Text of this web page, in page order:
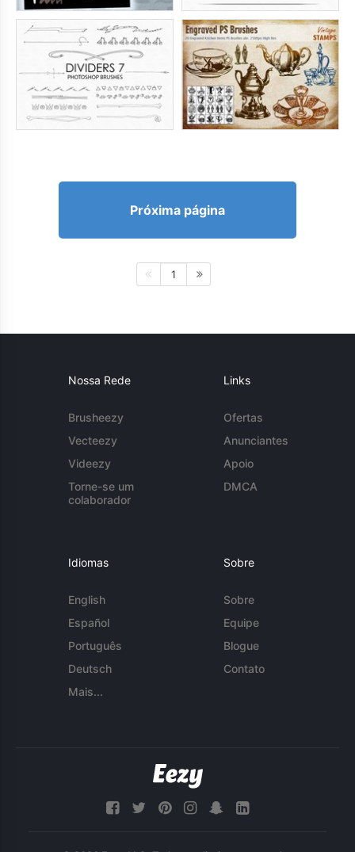
Próxima página
1
Nossa Rede
Brusheezy
Vecteezy
Videezy
Torne-se um
colaborador
Links
Ofertas
Anunciantes
Apoio
DMCA
Idiomas
English
Español
Português
Deutsch
Mais...
Sobre
Sobre
Equipe
Blogue
Contato